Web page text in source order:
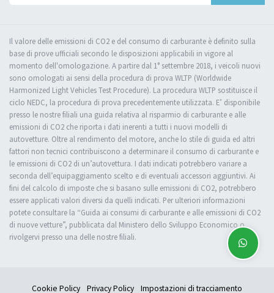
Il valore delle emissioni di CO2 e del consumo di carburante è definito sulla
base di prove ufficiali secondo le disposizioni applicabili in vigore al
momento dell'omologazione. A partire dal 1° settembre 2018, i veicoli nuovi
sono omologati ai sensi della procedura di prova WLTP (Worldwide
Harmonized Light Vehicles Test Procedure). La procedura WLTP sostituisce il
ciclo NEDC, la procedura di prova precedentemente utilizzata. E’ disponibile
presso le nostre filiali una guida relativa al risparmio di carburante e alle
emissioni di CO2 che riporta i dati inerenti a tutti i nuovi modelli di
autovetture. Oltre al rendimento del motore, anche lo stile di guida ed altri
fattori non tecnici contribuiscono a determinare il consumo di carburante e
le emissioni di CO2 di un’autovettura. I dati indicati potrebbero variare a
seconda dell’equipaggiamento scelto e di eventuali accessori aggiuntivi. Ai
fini del calcolo di imposte che si basano sulle emissioni di CO2, potrebbero
essere applicati valori diversi da quelli indicati. Per ulteriori informazioni
potete consultare la “Guida ai consumi di carburante e alle emissioni di CO2
di nuove vetture”, pubblicata dal Ministero dello Sviluppo Economico o
rivolgervi presso una delle nostre filiali.
Cookie Policy Privacy Policy Impostazioni di tracciamento